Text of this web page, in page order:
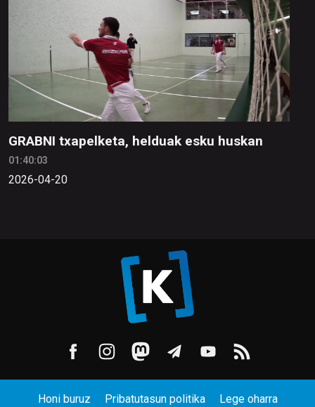
GRABNI txapelketa, helduak esku huskan
01:40:03
2026-04-20
Honi buruz Pribatutasun politika
Lege oharra